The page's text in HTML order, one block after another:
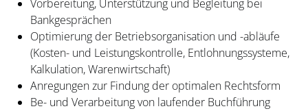
Vorbereitung, Unterstützung und Begleitung bei
Bankgesprächen
Optimierung der Betriebsorganisation und -abläufe
(Kosten- und Leistungskontrolle, Entlohnungssysteme,
Kalkulation, Warenwirtschaft)
Anregungen zur Findung der optimalen Rechtsform
Be- und Verarbeitung von laufender Buchführung